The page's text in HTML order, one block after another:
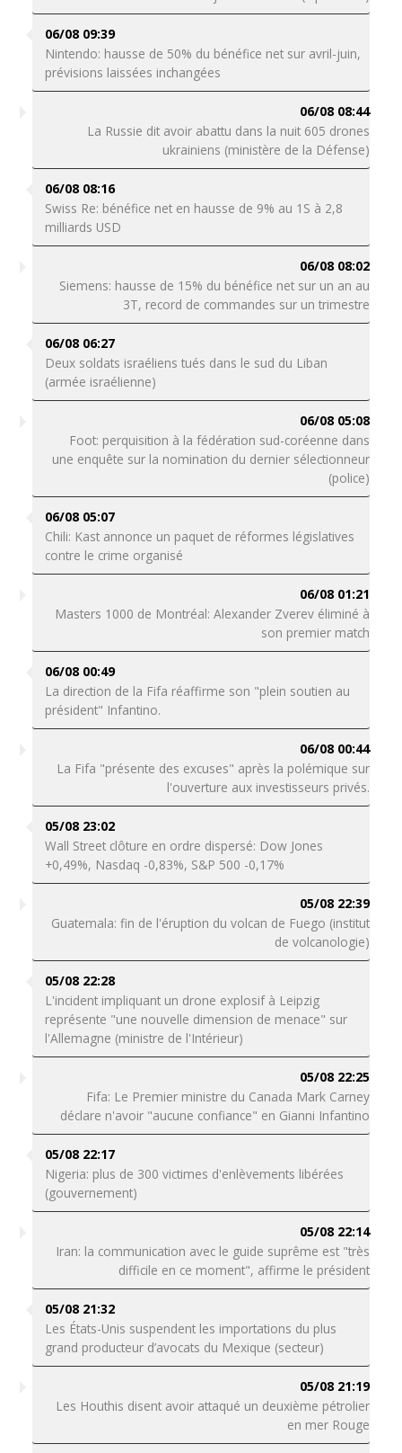
06/08 09:39
Nintendo: hausse de 50% du bénéfice net sur avril-juin,
prévisions laissées inchangées
06/08 08:44
La Russie dit avoir abattu dans la nuit 605 drones
ukrainiens (ministère de la Défense)
06/08 08:16
Swiss Re: bénéfice net en hausse de 9% au 1S à 2,8
milliards USD
06/08 08:02
Siemens: hausse de 15% du bénéfice net sur un an au
3T, record de commandes sur un trimestre
06/08 06:27
Deux soldats israéliens tués dans le sud du Liban
(armée israélienne)
06/08 05:08
Foot: perquisition à la fédération sud-coréenne dans
une enquête sur la nomination du dernier sélectionneur
(police)
06/08 05:07
Chili: Kast annonce un paquet de réformes législatives
contre le crime organisé
06/08 01:21
Masters 1000 de Montréal: Alexander Zverev éliminé à
son premier match
06/08 00:49
La direction de la Fifa réaffirme son "plein soutien au
président" Infantino.
06/08 00:44
La Fifa "présente des excuses" après la polémique sur
l'ouverture aux investisseurs privés.
05/08 23:02
Wall Street clôture en ordre dispersé: Dow Jones
+0,49%, Nasdaq -0,83%, S&P 500 -0,17%
05/08 22:39
Guatemala: fin de l'éruption du volcan de Fuego (institut
de volcanologie)
05/08 22:28
L'incident impliquant un drone explosif à Leipzig
représente "une nouvelle dimension de menace" sur
l'Allemagne (ministre de l'Intérieur)
05/08 22:25
Fifa: Le Premier ministre du Canada Mark Carney
déclare n'avoir "aucune confiance" en Gianni Infantino
05/08 22:17
Nigeria: plus de 300 victimes d'enlèvements libérées
(gouvernement)
05/08 22:14
Iran: la communication avec le guide suprême est "très
difficile en ce moment", affirme le président
05/08 21:32
Les États-Unis suspendent les importations du plus
grand producteur d’avocats du Mexique (secteur)
05/08 21:19
Les Houthis disent avoir attaqué un deuxième pétrolier
en mer Rouge